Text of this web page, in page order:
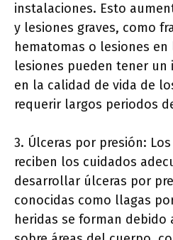
instalaciones. Esto
y lesiones graves, como
hematomas o lesiones en
lesiones pueden tener un
en la calidad de vida de
requerir largos periodos
3. Úlceras por presión:
reciben los cuidados
desarrollar úlceras por
conocidas como llagas
heridas se forman